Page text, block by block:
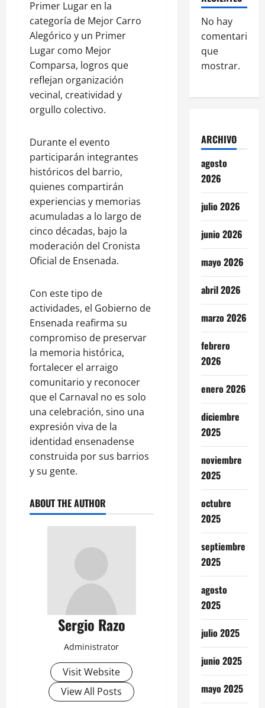
Primer Lugar en la
categoría de Mejor Carro
Alegórico y un Primer
Lugar como Mejor
Comparsa, logros que
reflejan organización
vecinal, creatividad y
orgullo colectivo.
Durante el evento
participarán integrantes
históricos del barrio,
quienes compartirán
experiencias y memorias
acumuladas a lo largo de
cinco décadas, bajo la
moderación del Cronista
Oficial de Ensenada.
Con este tipo de
actividades, el Gobierno de
Ensenada reafirma su
compromiso de preservar
la memoria histórica,
fortalecer el arraigo
comunitario y reconocer
que el Carnaval no es solo
una celebración, sino una
expresión viva de la
identidad ensenadense
construida por sus barrios
y su gente.
ABOUT THE AUTHOR
Sergio Razo
Administrator
Visit Website
View All Posts
No hay
comentarios
que
mostrar.
ARCHIVO
agosto
2026
julio 2026
junio 2026
mayo 2026
abril 2026
marzo 2026
febrero
2026
enero 2026
diciembre
2025
noviembre
2025
octubre
2025
septiembre
2025
agosto
2025
julio 2025
junio 2025
mayo 2025